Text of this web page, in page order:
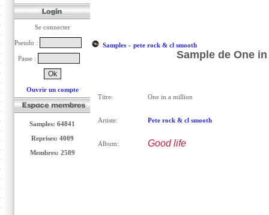
Se connecter
Pseudo :
Passe :
Ouvrir un compte
Samples: 64841
Reprises: 4009
Membres: 2589
Samples» pete rock & cl smooth
Sample de One
Titre: One in a million
Artiste: Pete rock & cl smooth
Album: Good life